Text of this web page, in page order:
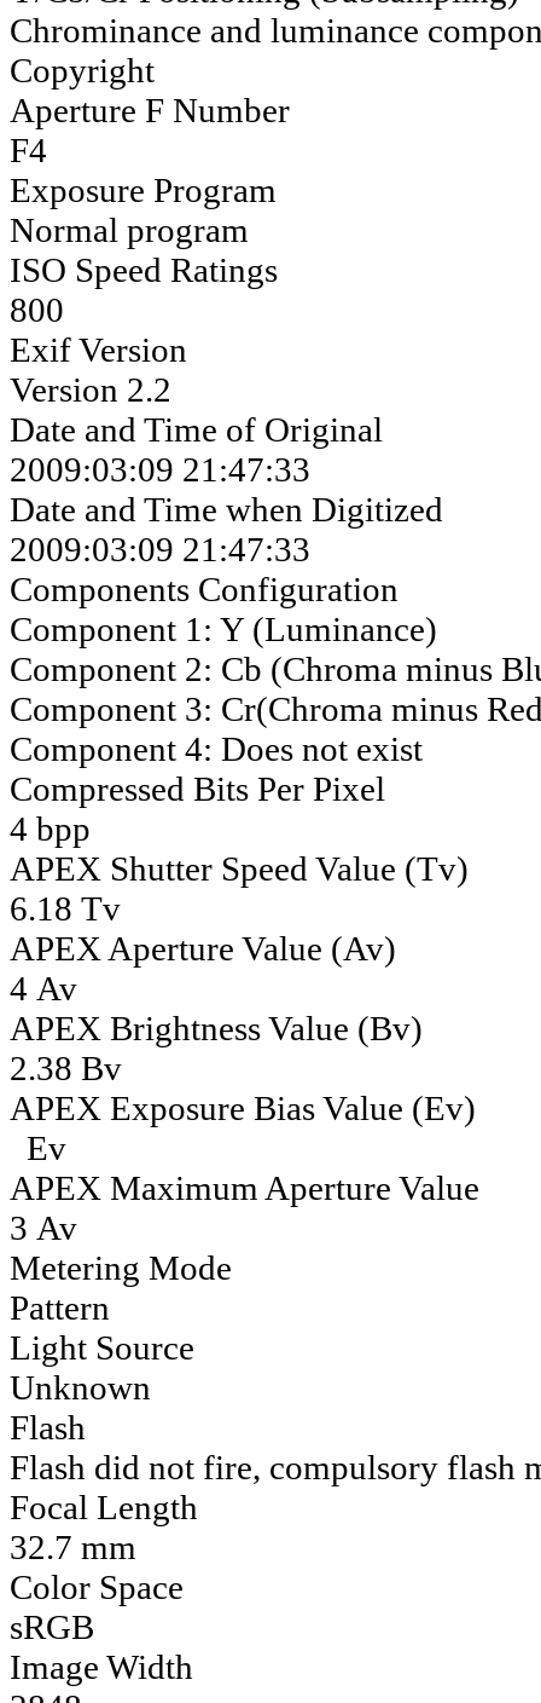
Chrominance and luminance
Copyright
Aperture F Number
F4
Exposure Program
Normal program
ISO Speed Ratings
800
Exif Version
Version 2.2
Date and Time of Original
2009:03:09 21:47:33
Date and Time when Digitized
2009:03:09 21:47:33
Components Configuration
Component 1: Y (Luminance)
Component 2: Cb (Chroma minus
Component 3: Cr(Chroma minus
Component 4: Does not exist
Compressed Bits Per Pixel
4 bpp
APEX Shutter Speed Value (Tv)
6.18 Tv
APEX Aperture Value (Av)
4 Av
APEX Brightness Value (Bv)
2.38 Bv
APEX Exposure Bias Value (Ev)
Ev
APEX Maximum Aperture Value
3 Av
Metering Mode
Pattern
Light Source
Unknown
Flash
Flash did not fire, compulsory flash
Focal Length
32.7 mm
Color Space
sRGB
Image Width